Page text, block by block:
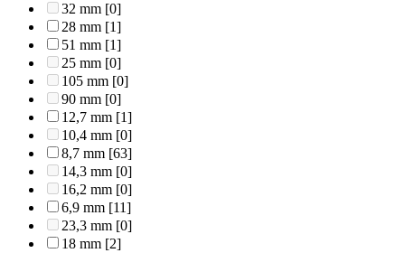
32 mm [0]
28 mm [1]
51 mm [1]
25 mm [0]
105 mm [0]
90 mm [0]
12,7 mm [1]
10,4 mm [0]
8,7 mm [63]
14,3 mm [0]
16,2 mm [0]
6,9 mm [11]
23,3 mm [0]
18 mm [2]